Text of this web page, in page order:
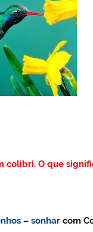
colibri. O que
–sonhar com